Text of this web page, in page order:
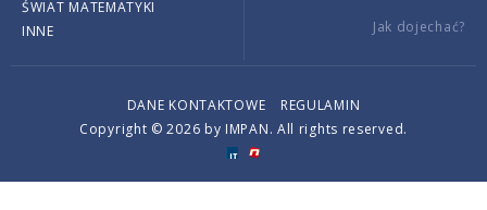
ŚWIAT MATEMATYKI
INNE
Jak dojechać?
DANE KONTAKTOWE
REGULAMIN
Copyright © 2026 by IMPAN. All rights reserved.